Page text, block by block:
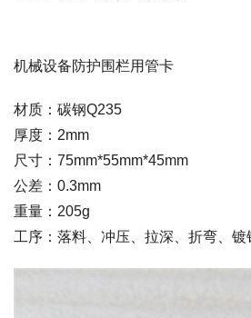
机械设备防护围栏用管卡
材质：碳钢Q235
厚度：2mm
尺寸：75mm*55mm*45mm
公差：0.3mm
重量：205g
工序：落料、冲压、拉深、折弯、镀